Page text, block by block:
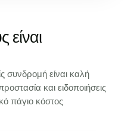
είναι
είναι καλή
και ειδοποιήσεις
πάγιο κόστος